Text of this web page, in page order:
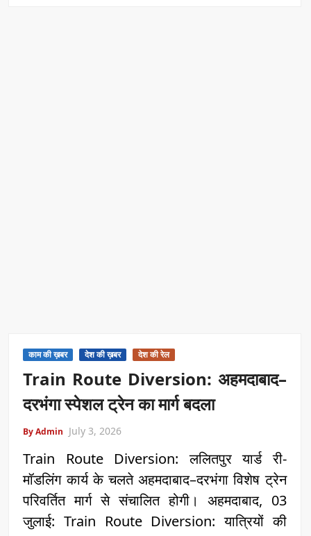
काम की ख़बर देश की ख़बर देश की रेल
Train Route Diversion: अहमदाबाद–
दरभंगा स्पेशल ट्रेन का मार्ग बदला
By Admin July 3, 2026
Train Route Diversion: ललितपुर यार्ड री-
मॉडलिंग कार्य के चलते अहमदाबाद–दरभंगा विशेष ट्रेन
परिवर्तित मार्ग से संचालित होगी। अहमदाबाद, 03
जुलाई: Train Route Diversion: यात्रियों की